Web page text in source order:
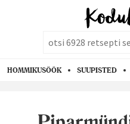
HOMMIKUSÖÖK SUUPISTED